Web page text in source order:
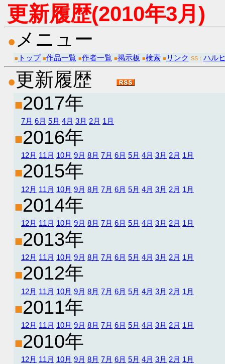
更新履歴(2010年3月)
● メニュー
■ トップ ■作品一覧 ■作者一覧 ■掲示板 ■検索 ■ リンク SS： ハル
●更新履歴
■2017年
7月 6月 5月 4月 3月 2月 1月
■2016年
12月 11月 10月 9月 8月 7月 6月 5月 4月 3月 2月 1月
■2015年
12月 11月 10月 9月 8月 7月 6月 5月 4月 3月 2月 1月
■2014年
12月 11月 10月 9月 8月 7月 6月 5月 4月 3月 2月 1月
■2013年
12月 11月 10月 9月 8月 7月 6月 5月 4月 3月 2月 1月
■2012年
12月 11月 10月 9月 8月 7月 6月 5月 4月 3月 2月 1月
■2011年
12月 11月 10月 9月 8月 7月 6月 5月 4月 3月 2月 1月
■2010年
12月 11月 10月 9月 8月 7月 6月 5月 4月 3月 2月 1月